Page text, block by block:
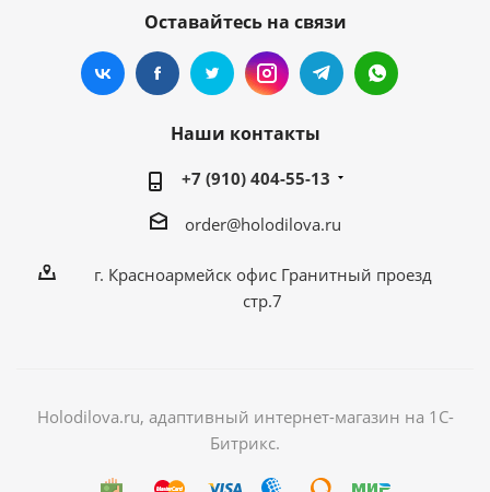
Оставайтесь на связи
Наши контакты
+7 (910) 404-55-13
order@holodilova.ru
г. Красноармейск офис Гранитный проезд
стр.7
Holodilova.ru, адаптивный интернет-магазин на 1С-
Битрикс.